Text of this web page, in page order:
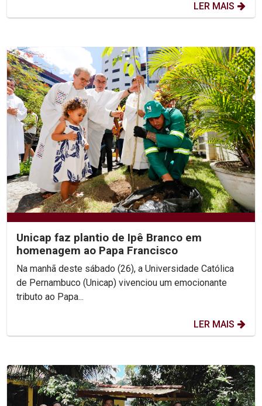
LER MAIS
Unicap faz plantio de Ipê Branco em
homenagem ao Papa Francisco
Na manhã deste sábado (26), a Universidade Católica
de Pernambuco (Unicap) vivenciou um emocionante
tributo ao Papa...
LER MAIS